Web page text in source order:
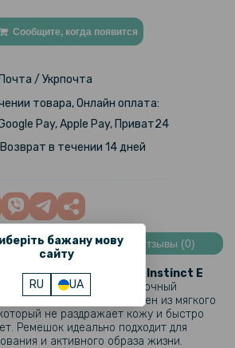
бажану мову
сайту
RU UA
Сообщите, когда появится
/ Укрпочта
товара, Онлайн оплата:
Pay, Apple Pay, Приват24
в течении 14 дней
Характеристики Отзывы (0)
для Garmin Instinct 3 / Instinct E
это удобный, лёгкий и прочный
ношения. Выполнен из мягкого
не раздражает кожу и быстро
Ремешок идеально подходит для
и активного образа жизни.